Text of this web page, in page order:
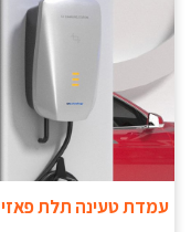
עמדת טעינה תלת פאזי 22KW